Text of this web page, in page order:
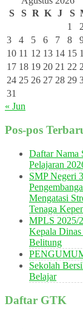
S
S R K J S
1
2
3
4 5 6 7 8
10 11 12 13 14 15
17 18 19 20 21 22
24 25 26 27 28 29
31
« Jun
Pos-pos
Daftar Nama
Pelajaran
SMP Negeri
Mengatasi
Tenaga
MPLS 2025/
Kepala
Belitung
Sekolah
Belajar
Daftar GTK